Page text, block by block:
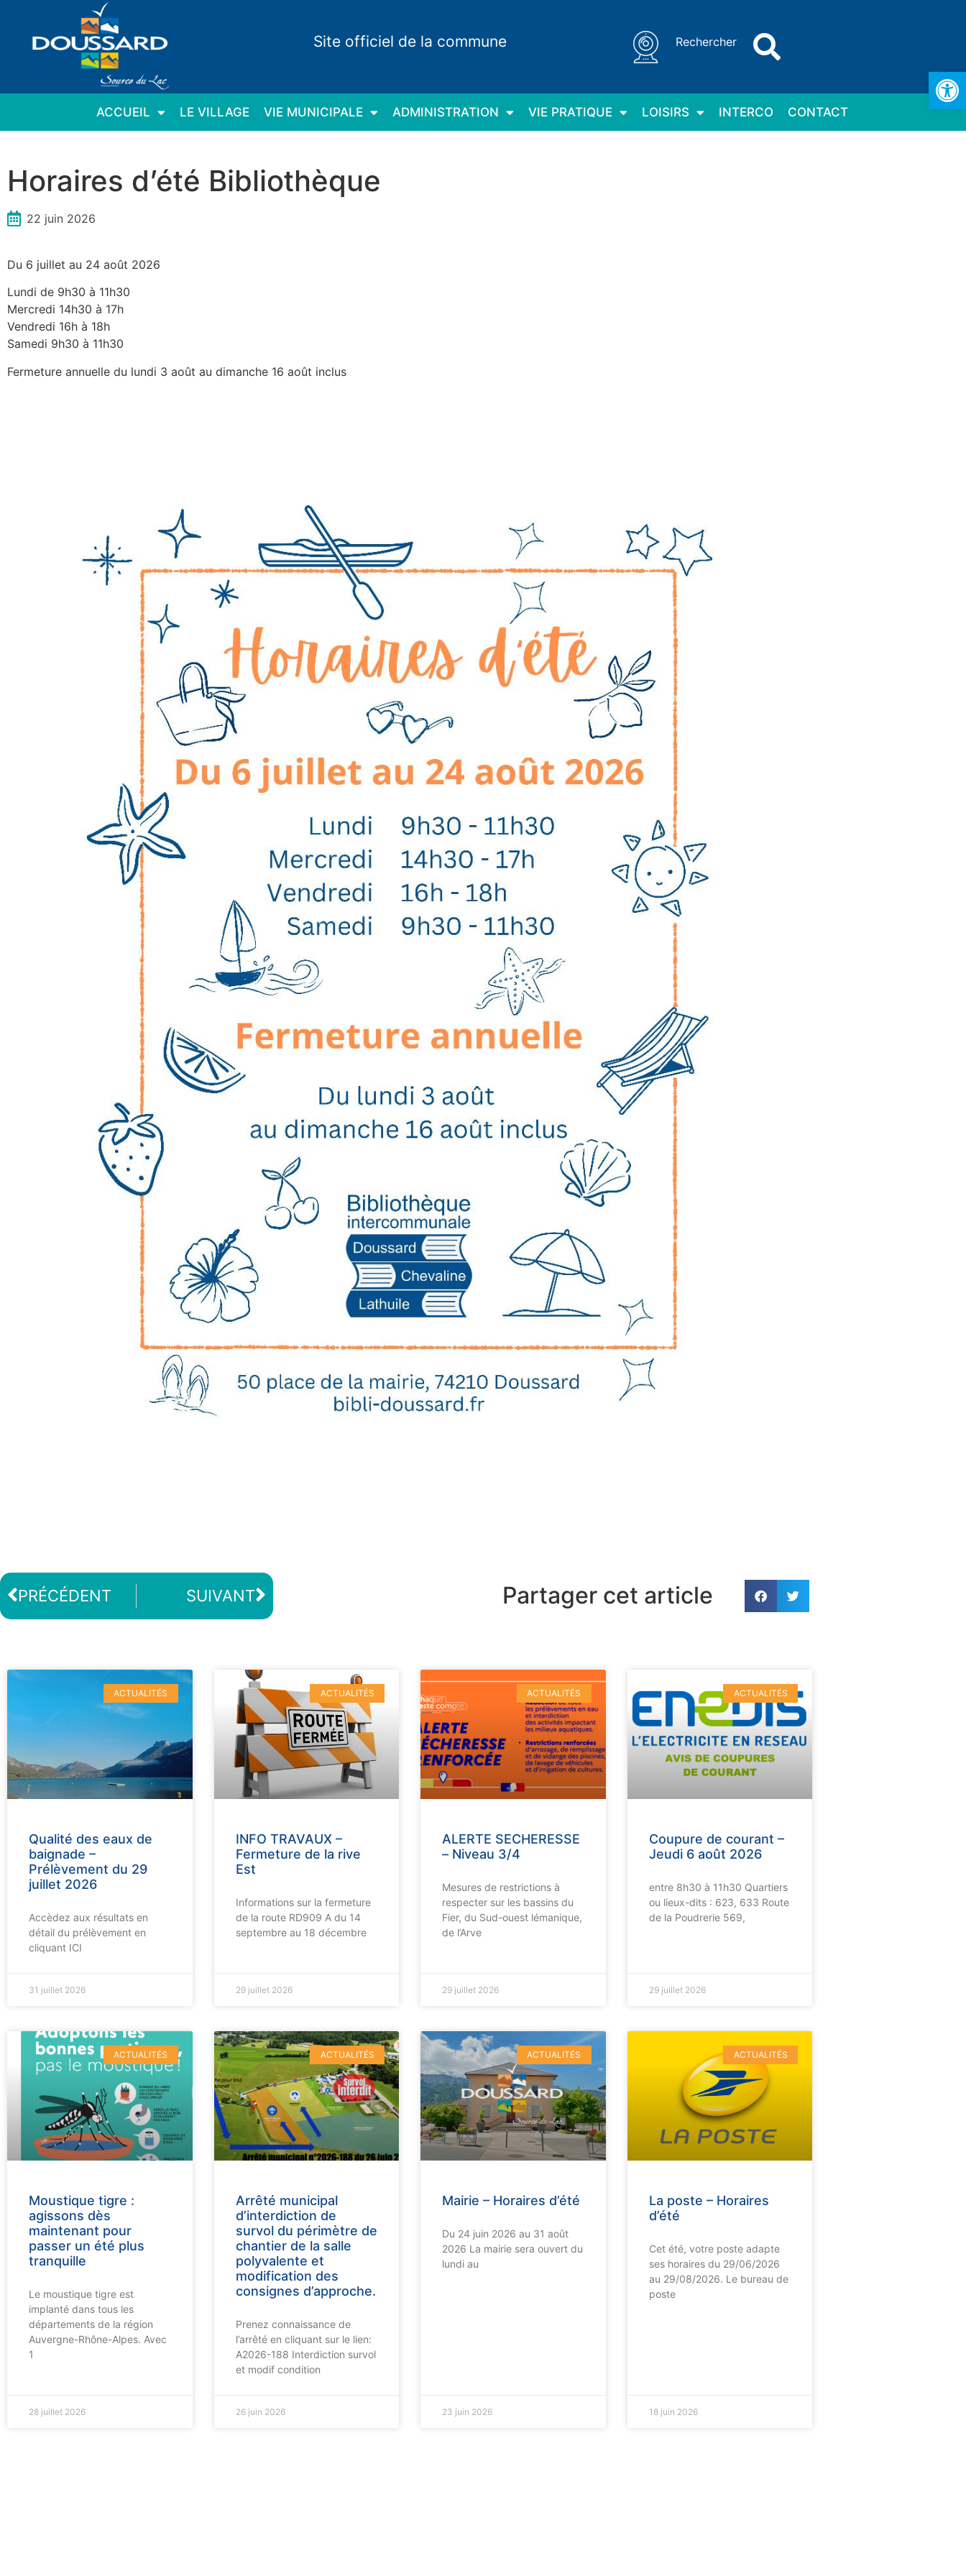
Site officiel de la commune Rechercher
ACCUEIL LE VILLAGE VIE MUNICIPALE ADMINISTRATION VIE PRATIQUE LOISIRS INTERCO CONTACT
Horaires d’été Bibliothèque
22 juin 2026
Du 6 juillet au 24 août 2026
Lundi de 9h30 à 11h30
Mercredi 14h30 à 17h
Vendredi 16h à 18h
Samedi 9h30 à 11h30
Fermeture annuelle du lundi 3 août au dimanche 16 août inclus
PRÉCÉDENT SUIVANT Partager cet article
ACTUALITÉS
Qualité des eaux de
baignade –
Prélèvement du 29
juillet 2026
Accèdez aux résultats en
détail du prélèvement en
cliquant ICI
31 juillet 2026
ACTUALITÉS
INFO TRAVAUX –
Fermeture de la rive
Est
Informations sur la fermeture
de la route RD909 A du 14
septembre au 18 décembre
29 juillet 2026
ACTUALITÉS
ALERTE SECHERESSE
– Niveau 3/4
Mesures de restrictions à
respecter sur les bassins du
Fier, du Sud-ouest lémanique,
de l’Arve
29 juillet 2026
ACTUALITÉS
Coupure de courant –
Jeudi 6 août 2026
entre 8h30 à 11h30 Quartiers
ou lieux-dits : 623, 633 Route
de la Poudrerie 569,
29 juillet 2026
ACTUALITÉS
Moustique tigre :
agissons dès
maintenant pour
passer un été plus
tranquille
Le moustique tigre est
implanté dans tous les
départements de la région
Auvergne-Rhône-Alpes. Avec
1
28 juillet 2026
ACTUALITÉS
Arrêté municipal
d’interdiction de
survol du périmètre de
chantier de la salle
polyvalente et
modification des
consignes d’approche.
Prenez connaissance de
l’arrêté en cliquant sur le lien:
A2026-188 Interdiction survol
et modif condition
26 juin 2026
ACTUALITÉS
Mairie – Horaires d’été
Du 24 juin 2026 au 31 août
2026 La mairie sera ouvert du
lundi au
23 juin 2026
ACTUALITÉS
La poste – Horaires
d’été
Cet été, votre poste adapte
ses horaires du 29/06/2026
au 29/08/2026. Le bureau de
poste
18 juin 2026
Panneau de gestion des cookies